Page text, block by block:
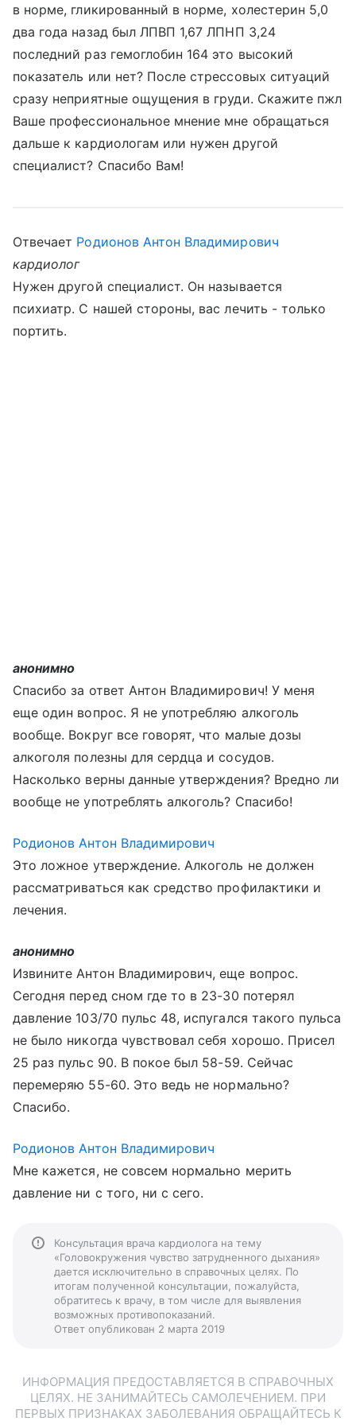
в норме, гликированный в норме, холестерин 5,0
два года назад был ЛПВП 1,67 ЛПНП 3,24
последний раз гемоглобин 164 это высокий
показатель или нет? После стрессовых ситуаций
сразу неприятные ощущения в груди. Скажите пжл
Ваше профессиональное мнение мне обращаться
дальше к кардиологам или нужен другой
специалист? Спасибо Вам!
Отвечает Родионов Антон Владимирович
кардиолог
Нужен другой специалист. Он называется
психиатр. С нашей стороны, вас лечить - только
портить.
анонимно
Спасибо за ответ Антон Владимирович! У меня
еще один вопрос. Я не употребляю алкоголь
вообще. Вокруг все говорят, что малые дозы
алкоголя полезны для сердца и сосудов.
Насколько верны данные утверждения? Вредно ли
вообще не употреблять алкоголь? Спасибо!
Родионов Антон Владимирович
Это ложное утверждение. Алкоголь не должен
рассматриваться как средство профилактики и
лечения.
анонимно
Извините Антон Владимирович, еще вопрос.
Сегодня перед сном где то в 23-30 потерял
давление 103/70 пульс 48, испугался такого пульса
не было никогда чувствовал себя хорошо. Присел
25 раз пульс 90. В покое был 58-59. Сейчас
перемеряю 55-60. Это ведь не нормально?
Спасибо.
Родионов Антон Владимирович
Мне кажется, не совсем нормально мерить
давление ни с того, ни с сего.
Консультация врача кардиолога на тему
«Головокружения чувство затрудненного дыхания»
дается исключительно в справочных целях. По
итогам полученной консультации, пожалуйста,
обратитесь к врачу, в том числе для выявления
возможных противопоказаний.
Ответ опубликован 2 марта 2019
ИНФОРМАЦИЯ ПРЕДОСТАВЛЯЕТСЯ В СПРАВОЧНЫХ
ЦЕЛЯХ. НЕ ЗАНИМАЙТЕСЬ САМОЛЕЧЕНИЕМ. ПРИ
ПЕРВЫХ ПРИЗНАКАХ ЗАБОЛЕВАНИЯ ОБРАЩАЙТЕСЬ К